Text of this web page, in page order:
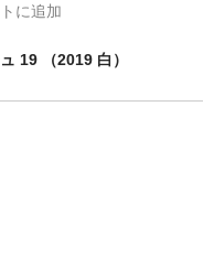
に追加
19 （2019 白）